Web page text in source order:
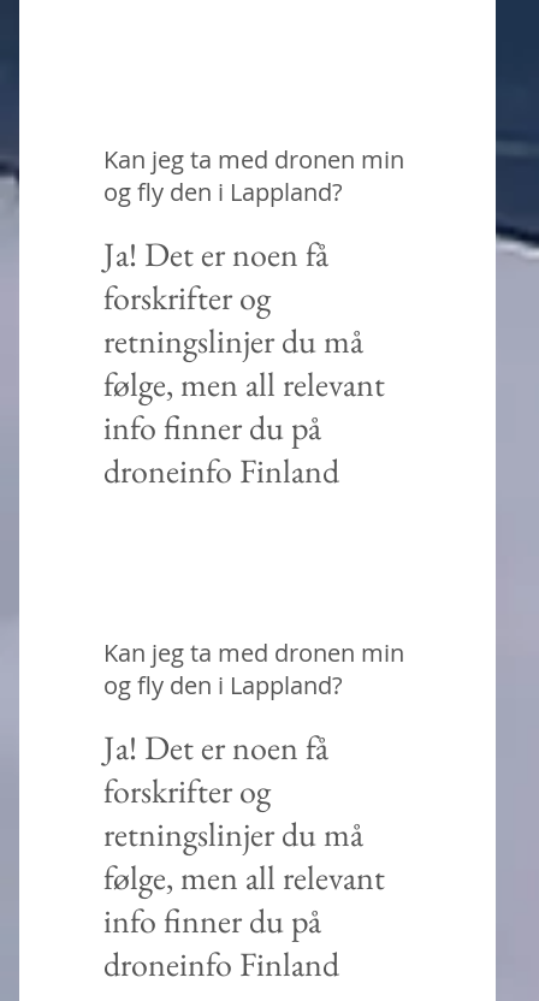
Kan jeg ta med dronen min
og fly den i Lappland?
Ja! Det er noen få
forskrifter og
retningslinjer du må
følge, men all relevant
info finner du på
droneinfo Finland
Kan jeg ta med dronen min
og fly den i Lappland?
Ja! Det er noen få
forskrifter og
retningslinjer du må
følge, men all relevant
info finner du på
droneinfo Finland